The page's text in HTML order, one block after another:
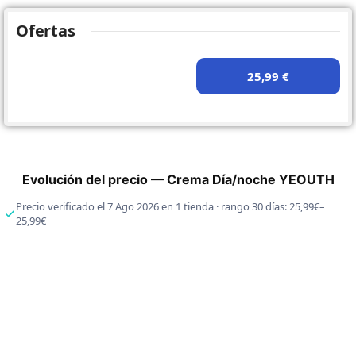
Ofertas
25,99 €
Evolución del precio — Crema Día/noche YEOUTH
Precio verificado el 7 Ago 2026 en 1 tienda · rango 30 días: 25,99€–
25,99€